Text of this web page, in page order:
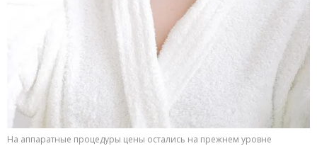
На аппаратные процедуры цены остались на прежнем уровне